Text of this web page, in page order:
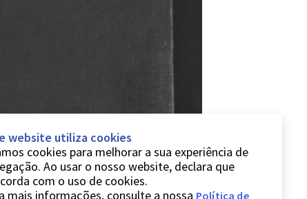
website utiliza cookies
cookies para melhorar a sua experiência de
Ao usar o nosso website, declara que
com o uso de cookies.
mais informações, consulte a nossa Política de